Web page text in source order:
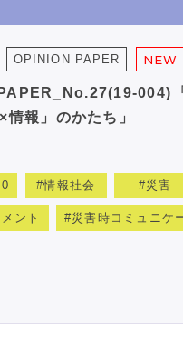
OPINION PAPER NEW
004)
情報」のかたち」
情報社会 災害
ント 災害時コミュニケ